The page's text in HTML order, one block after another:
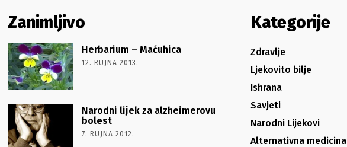
Zanimljivo
Herbarium – Maćuhica
12. RUJNA 2013.
Narodni lijek za alzheimerovu
bolest
7. RUJNA 2012.
Kategorije
Zdravlje
Ljekovito bilje
Ishrana
Savjeti
Narodni Lijekovi
Alternativna medicina